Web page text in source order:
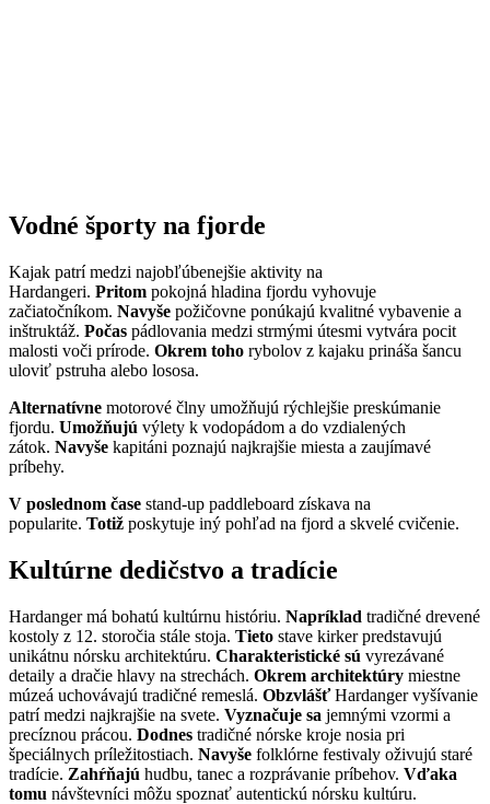
Vodné športy na fjorde
Kajak patrí medzi najobľúbenejšie aktivity na
Hardangeri. Pritom pokojná hladina fjordu vyhovuje
začiatočníkom. Navyše požičovne ponúkajú kvalitné vybavenie a
inštruktáž. Počas pádlovania medzi strmými útesmi vytvára pocit
malosti voči prírode. Okrem toho rybolov z kajaku prináša šancu
uloviť pstruha alebo lososa.
Alternatívne motorové člny umožňujú rýchlejšie preskúmanie
fjordu. Umožňujú výlety k vodopádom a do vzdialených
zátok. Navyše kapitáni poznajú najkrajšie miesta a zaujímavé
príbehy.
V poslednom čase stand-up paddleboard získava na
popularite. Totiž poskytuje iný pohľad na fjord a skvelé cvičenie.
Kultúrne dedičstvo a tradície
Hardanger má bohatú kultúrnu históriu. Napríklad tradičné drevené
kostoly z 12. storočia stále stoja. Tieto stave kirker predstavujú
unikátnu nórsku architektúru. Charakteristické sú vyrezávané
detaily a dračie hlavy na strechách. Okrem architektúry miestne
múzeá uchovávajú tradičné remeslá. ObzvlášťHardanger vyšívanie
patrí medzi najkrajšie na svete. Vyznačuje sa jemnými vzormi a
precíznou prácou. Dodnes tradičné nórske kroje nosia pri
špeciálnych príležitostiach. Navyše folklórne festivaly oživujú staré
tradície. Zahŕňajú hudbu, tanec a rozprávanie príbehov. Vďaka
tomu návštevníci môžu spoznať autentickú nórsku kultúru.